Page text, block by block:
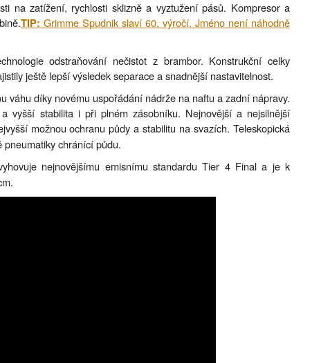
na zatížení, rychlosti sklizně a vyztužení pásů. Kompresor a
TIP: Grimme Spudnik slaví 60. výročí. Jméno není náhodně
odstraňování nečistot z brambor. Konstrukční celky
ještě lepší výsledek separace a snadnější nastavitelnost.
váhu díky novému uspořádání nádrže na naftu a zadní nápravy.
vyšší stabilita i při plném zásobníku. Nejnovější a nejsilnější
možnou ochranu půdy a stabilitu na svazích. Teleskopická
chránící půdu.
nejnovějšímu emisnímu standardu Tier 4 Final a je k